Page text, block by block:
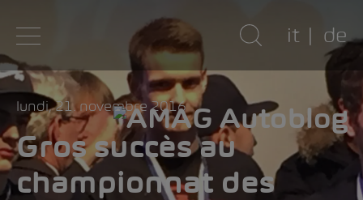
it de
lundi, 21. novembre 2016
Gros succès au
championnat des